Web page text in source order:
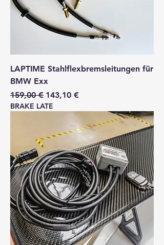
LAPTIME Stahlflexbremsleitungen für
BMW Exx
Standardpreis
159,00 € Sale-Preis
143,10 €
BRAKE LATE